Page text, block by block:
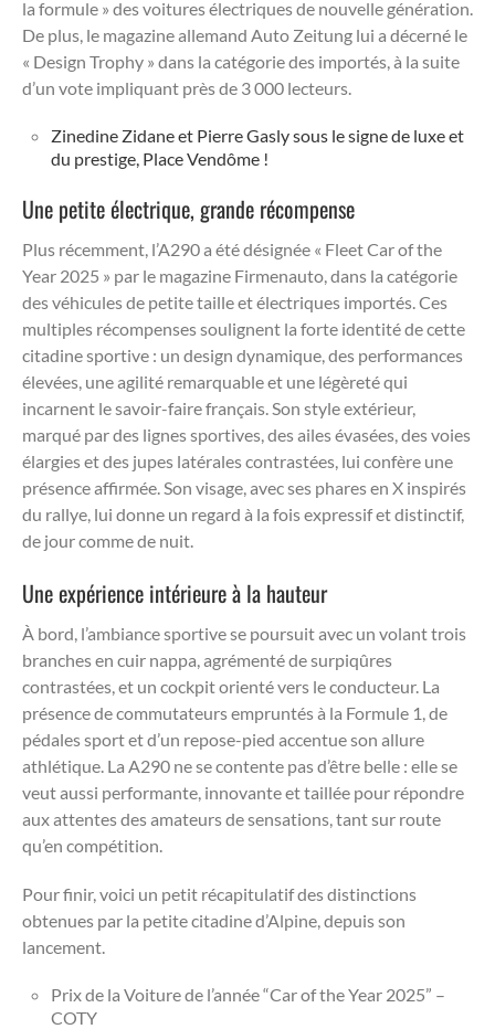
la formule » des voitures électriques de nouvelle génération.
De plus, le magazine allemand Auto Zeitung lui a décerné le
« Design Trophy » dans la catégorie des importés, à la suite
d’un vote impliquant près de 3 000 lecteurs.
Zinedine Zidane et Pierre Gasly sous le signe de luxe et
du prestige, Place Vendôme !
Une petite électrique, grande récompense
Plus récemment, l’A290 a été désignée « Fleet Car of the
Year 2025 » par le magazine Firmenauto, dans la catégorie
des véhicules de petite taille et électriques importés. Ces
multiples récompenses soulignent la forte identité de cette
citadine sportive : un design dynamique, des performances
élevées, une agilité remarquable et une légèreté qui
incarnent le savoir-faire français. Son style extérieur,
marqué par des lignes sportives, des ailes évasées, des voies
élargies et des jupes latérales contrastées, lui confère une
présence affirmée. Son visage, avec ses phares en X inspirés
du rallye, lui donne un regard à la fois expressif et distinctif,
de jour comme de nuit.
Une expérience intérieure à la hauteur
À bord, l’ambiance sportive se poursuit avec un volant trois
branches en cuir nappa, agrémenté de surpiqûres
contrastées, et un cockpit orienté vers le conducteur. La
présence de commutateurs empruntés à la Formule 1, de
pédales sport et d’un repose-pied accentue son allure
athlétique. La A290 ne se contente pas d’être belle : elle se
veut aussi performante, innovante et taillée pour répondre
aux attentes des amateurs de sensations, tant sur route
qu’en compétition.
Pour finir, voici un petit récapitulatif des distinctions
obtenues par la petite citadine d’Alpine, depuis son
lancement.
Prix de la Voiture de l’année “Car of the Year 2025” –
COTY